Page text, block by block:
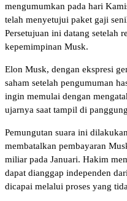
mengumumkan pada hari
telah menyetujui paket gaji
Persetujuan ini datang setelah
kepemimpinan Musk.
Elon Musk, dengan ekspresi
saham setelah pengumuman
ingin memulai dengan
ujarnya saat tampil di
Pemungutan suara ini
membatalkan pembayaran
miliar pada Januari. Hakim
dapat dianggap independen
dicapai melalui proses yang